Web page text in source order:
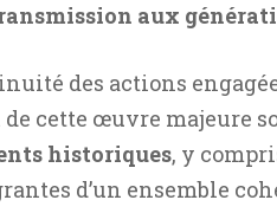
aux
des actions
cette œuvre majeure
historiques, y
d’un ensemble